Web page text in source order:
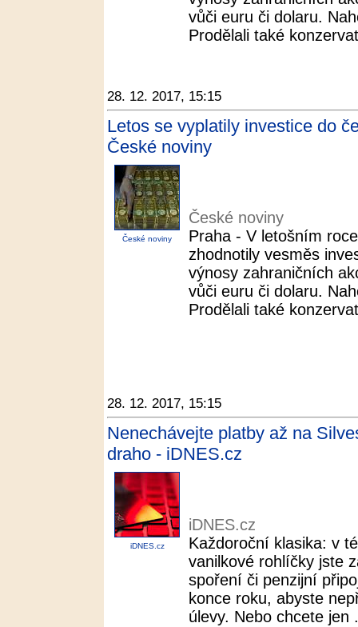
vůči euru či dolaru.
Prodělali také
28. 12. 2017, 15:15
Letos se vyplatily investice do
České noviny
České noviny
České noviny
Praha - V letošním
zhodnotily vesměs
výnosy zahraničních
vůči euru či dolaru.
Prodělali také
28. 12. 2017, 15:15
Nenechávejte platby až na
draho - iDNES.cz
iDNES.cz
iDNES.cz
Každoroční klasika: v
vanilkové rohlíčky jste
spoření či penzijní
konce roku, abyste
úlevy. Nebo chcete jen